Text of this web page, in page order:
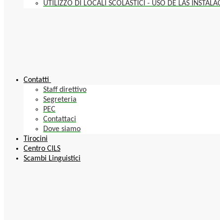
UTILIZZO DI LOCALI SCOLASTICI - USO DE LAS
Contatti
Staff direttivo
Segreteria
PEC
Contattaci
Dove siamo
Tirocini
Centro CILS
Scambi Linguistici